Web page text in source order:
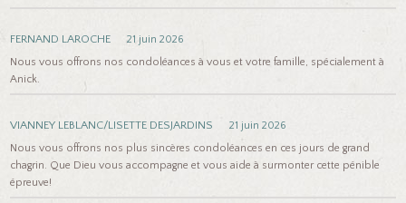
FERNAND LAROCHE
21 juin 2026
Nous vous offrons nos condoléances à vous et votre famille, spécialement à
Anick.
VIANNEY LEBLANC/LISETTE DESJARDINS
21 juin 2026
Nous vous offrons nos plus sincères condoléances en ces jours de grand
chagrin. Que Dieu vous accompagne et vous aide à surmonter cette pénible
épreuve!